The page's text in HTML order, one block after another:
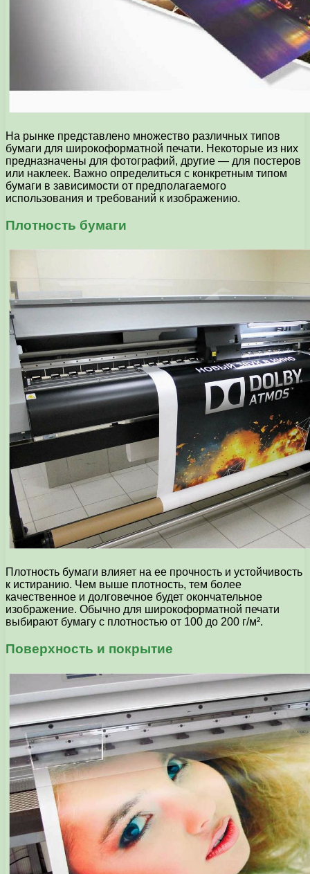
На рынке представлено множество различных типов
бумаги для широкоформатной печати. Некоторые из них
предназначены для фотографий, другие — для постеров
или наклеек. Важно определиться с конкретным типом
бумаги в зависимости от предполагаемого
использования и требований к изображению.
Плотность бумаги
Плотность бумаги влияет на ее прочность и устойчивость
к истиранию. Чем выше плотность, тем более
качественное и долговечное будет окончательное
изображение. Обычно для широкоформатной печати
выбирают бумагу с плотностью от 100 до 200 г/м².
Поверхность и покрытие